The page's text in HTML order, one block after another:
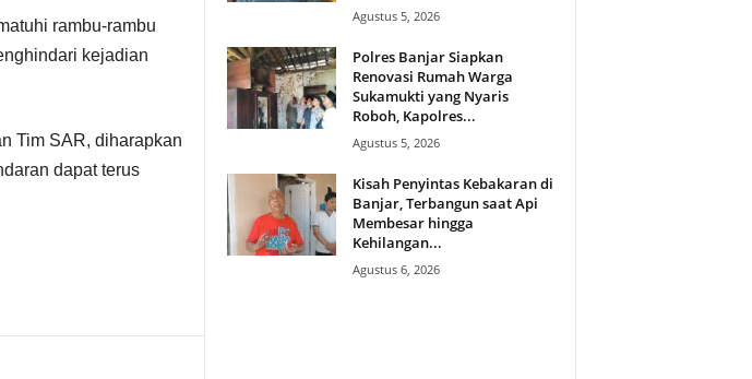
rambu-rambu
kejadian
Tim SAR, diharapkan
dapat terus
Agustus 5, 2026
Polres Banjar Siapkan
Renovasi Rumah Warga
Sukamukti yang Nyaris
Roboh, Kapolres...
Agustus 5, 2026
Kisah Penyintas Kebakaran di
Banjar, Terbangun saat Api
Membesar hingga
Kehilangan...
Agustus 6, 2026